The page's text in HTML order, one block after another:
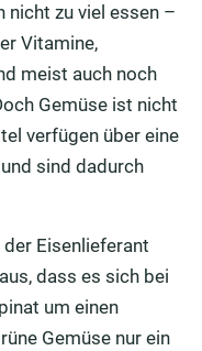
nicht zu viel essen –
Vitamine,
meist auch noch
Gemüse ist nicht
verfügen über eine
sind dadurch
Eisenlieferant
dass es sich bei
um einen
Gemüse nur ein